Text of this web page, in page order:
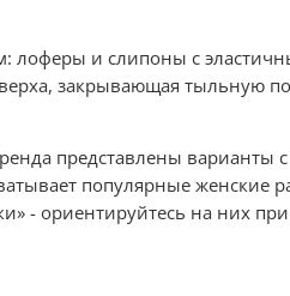
лоферы и слипоны с
закрывающая тыльную
представлены
популярные женские
- ориентируйтесь на них